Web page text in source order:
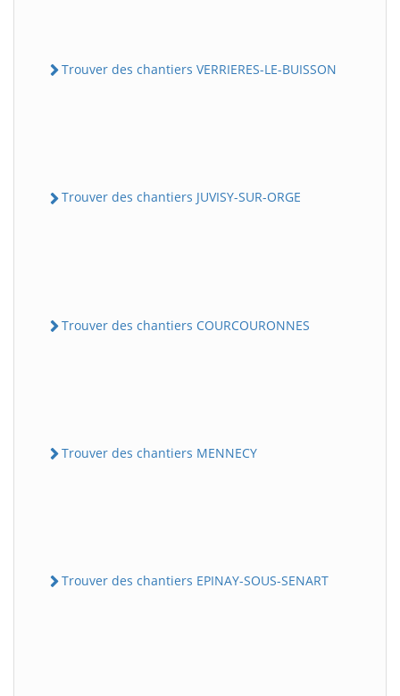
Trouver des chantiers VERRIERES-LE-BUISSON
Trouver des chantiers JUVISY-SUR-ORGE
Trouver des chantiers COURCOURONNES
Trouver des chantiers MENNECY
Trouver des chantiers EPINAY-SOUS-SENART